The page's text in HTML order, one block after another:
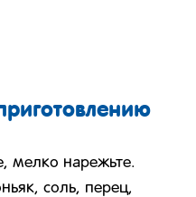
мелко нарежьте.
соль, перец,